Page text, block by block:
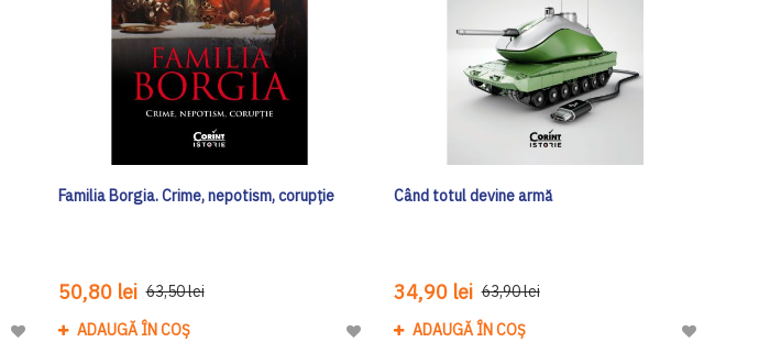
Adaugă
Familia Borgia. Crime, nepotism, corupție
50,80 lei 63,50 lei
ADAUGĂ ÎN COȘ
Adaugă
Când totul devine armă
34,90 lei 63,90 lei
ADAUGĂ ÎN COȘ
Adaugă